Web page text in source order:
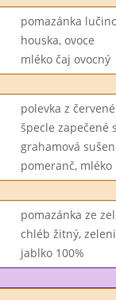
pomazánka
houska, ovoce
mléko čaj ovocný
polevka z
špecle zapečené
grahamová
pomeranč, mléko
pomazánka ze
chléb žitný,
jablko 100%